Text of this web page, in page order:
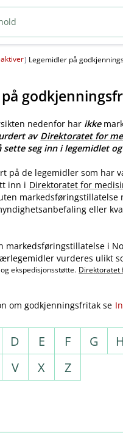
) Legemidler på
nedenfor har ikke
av Direktoratet for
seg inn i legemidlet
på de legemidler som har
inn i Direktoratet for
markedsføringstillatelse
eller
markedsføringstillatelse i
vurderes ulikt
ekspedisjonsstøtte. Direktoratet
om godkjenningsfritak se
D E F G H
V X Z